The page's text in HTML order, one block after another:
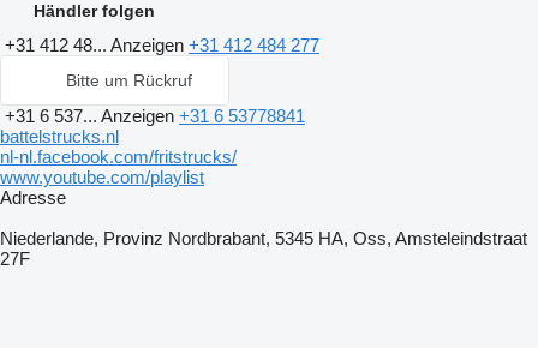
Händler folgen
+31 412 48... Anzeigen +31 412 484 277
Bitte um Rückruf
+31 6 537... Anzeigen +31 6 53778841
battelstrucks.nl
nl-nl.facebook.com/fritstrucks/
www.youtube.com/playlist
Adresse
Niederlande, Provinz Nordbrabant, 5345 HA, Oss, Amsteleindstraat
27F